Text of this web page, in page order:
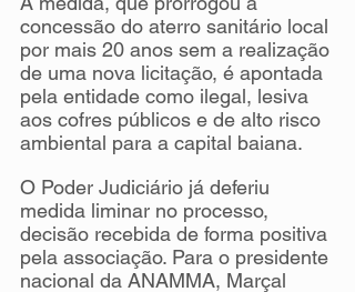
concessão do aterro sanitário local
por mais 20 anos sem a realização
de uma nova licitação, é apontada
pela entidade como ilegal, lesiva
aos cofres públicos e de alto risco
ambiental para a capital baiana.
O Poder Judiciário já deferiu
medida liminar no processo,
decisão recebida de forma positiva
pela associação. Para o presidente
nacional da ANAMMA, Marçal